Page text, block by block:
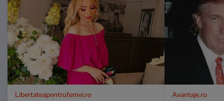
Libertateapentrufemei.ro Avantaje.ro